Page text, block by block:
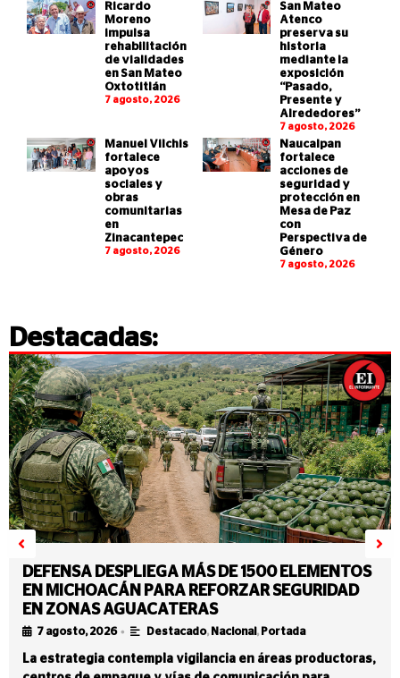
Ricardo
Moreno
impulsa
rehabilitación
de vialidades
en San Mateo
Oxtotitlán
7 agosto, 2026
San Mateo
Atenco
preserva su
historia
mediante la
exposición
“Pasado,
Presente y
Alrededores”
7 agosto, 2026
Manuel Vilchis
fortalece
apoyos
sociales y
obras
comunitarias
en
Zinacantepec
7 agosto, 2026
Naucalpan
fortalece
acciones de
seguridad y
protección en
Mesa de Paz
con
Perspectiva de
Género
7 agosto, 2026
Destacadas:
DEFENSA DESPLIEGA MÁS DE 1500 ELEMENTOS
EN MICHOACÁN PARA REFORZAR SEGURIDAD
EN ZONAS AGUACATERAS
7 agosto, 2026 • Destacado, Nacional , Portada
La estrategia contempla vigilancia en áreas productoras,